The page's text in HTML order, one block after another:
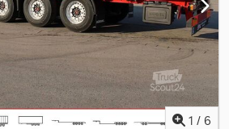
axle - Tyres: 385/65R22.5 Good
Export price! Kögel tarpaulin Coil
Standart - Dimensions : 13,63 x 2,48 x
- Essieu de levage - Essieu SAF - Pneus
remorque allemande ! Prix d'exportation !
vorbehalten. Alle Angaben ohne
1 / 6